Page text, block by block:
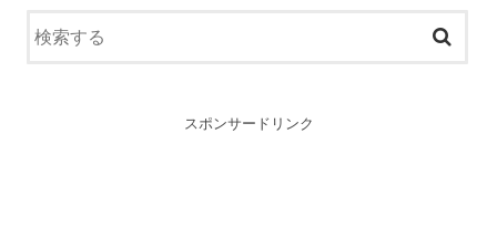
スポンサードリンク